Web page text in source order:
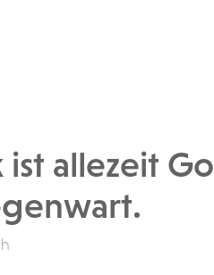
allezeit